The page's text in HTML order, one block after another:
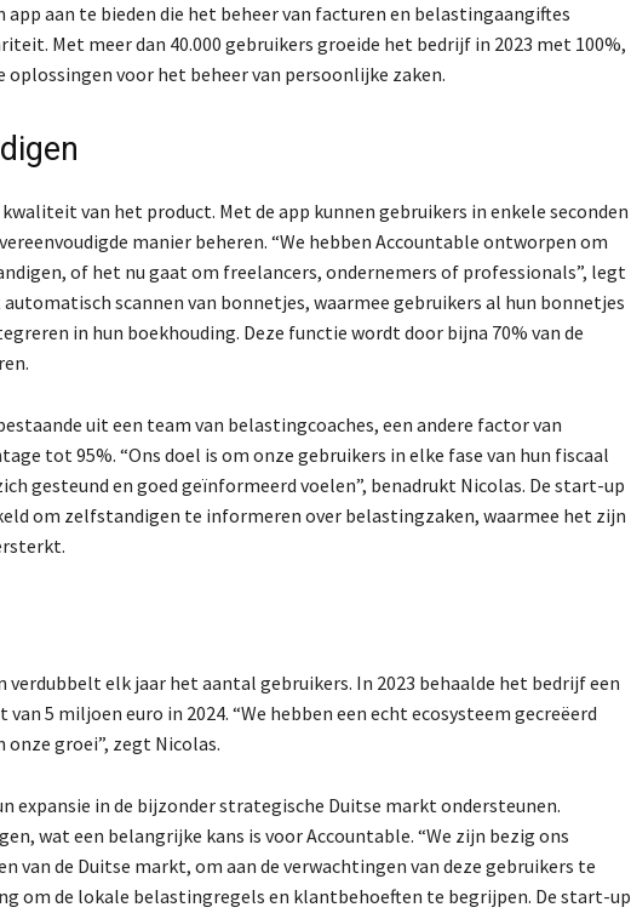
aan te bieden die het beheer van facturen en belastingaangiftes
Met meer dan 40.000 gebruikers groeide het bedrijf in 2023 met 100%,
voor het beheer van persoonlijke zaken.
van het product. Met de app kunnen gebruikers in enkele seconden
manier beheren. “We hebben Accountable ontworpen om
of het nu gaat om freelancers, ondernemers of professionals”, legt
scannen van bonnetjes, waarmee gebruikers al hun bonnetjes
in hun boekhouding. Deze functie wordt door bijna 70% van de
uit een team van belastingcoaches, een andere factor van
tot 95%. “Ons doel is om onze gebruikers in elke fase van hun fiscaal
gesteund en goed geïnformeerd voelen”, benadrukt Nicolas. De start-up
om zelfstandigen te informeren over belastingzaken, waarmee het zijn
elk jaar het aantal gebruikers. In 2023 behaalde het bedrijf een
5 miljoen euro in 2024. “We hebben een echt ecosysteem gecreëerd
groei”, zegt Nicolas.
expansie in de bijzonder strategische Duitse markt ondersteunen.
wat een belangrijke kans is voor Accountable. “We zijn bezig ons
van de Duitse markt, om aan de verwachtingen van deze gebruikers te
om de lokale belastingregels en klantbehoeften te begrijpen. De start-up